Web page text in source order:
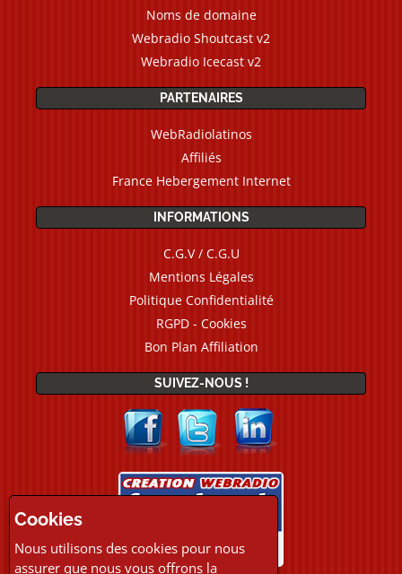
Noms de domaine
Webradio Shoutcast v2
Webradio Icecast v2
PARTENAIRES
WebRadiolatinos
Affiliés
France Hebergement Internet
INFORMATIONS
C.G.V / C.G.U
Mentions Légales
Politique Confidentialité
RGPD - Cookies
Bon Plan Affiliation
SUIVEZ-NOUS !
Cookies
Nous utilisons des cookies pour nous
assurer que nous vous offrons la